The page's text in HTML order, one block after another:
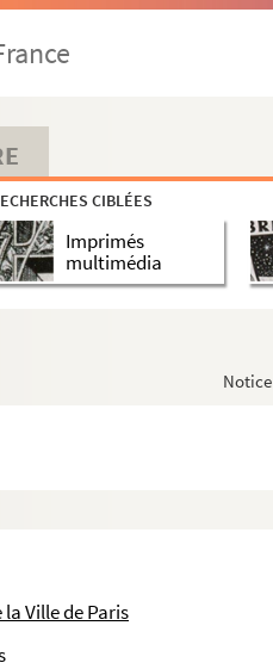
CIBLÉES
Imprimés
multimédia
Notice
Ville de Paris